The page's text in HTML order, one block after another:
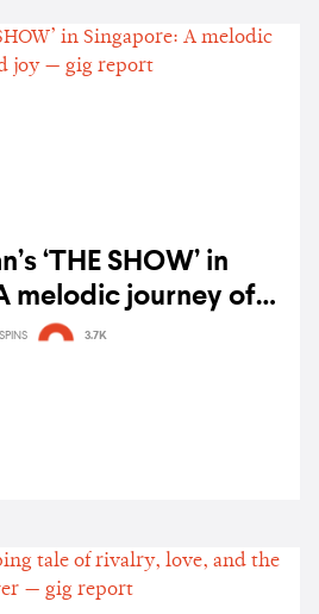
‘THE SHOW’ in
melodic journey of
joy — gig report
SPINS 3.7K